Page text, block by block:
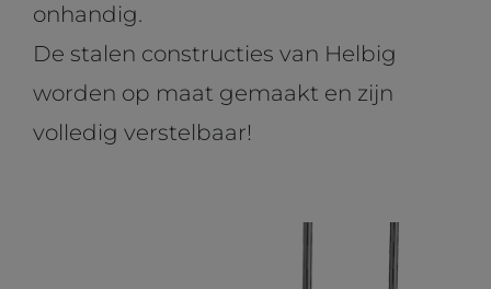
onhandig.
De stalen constructies van Helbig
worden op maat gemaakt en zijn
volledig verstelbaar!